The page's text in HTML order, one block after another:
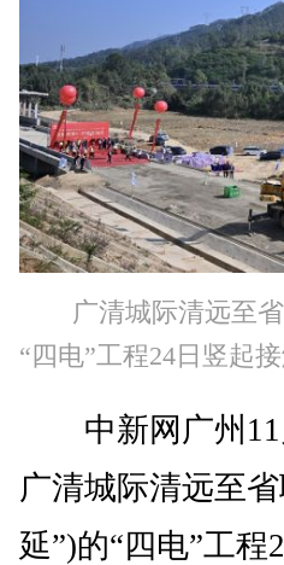
广清城际清远至
“四电”工程24日竖起
中新网广州11
广清城际清远至
延”)的“四电”工